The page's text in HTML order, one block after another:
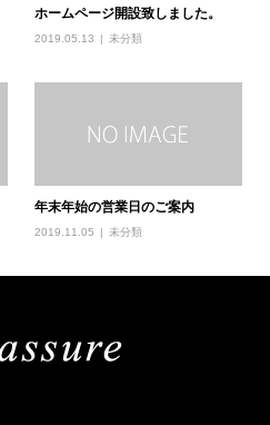
ホームページ開設致しました。
2019.05.13 未分類
年末年始の営業日のご案内
2019.11.05 未分類